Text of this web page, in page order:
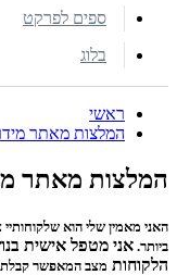
ספים לפרקט
בלוג
ראשי
המלצות מאתר
המלצות מאתר
האני מאמין שלי הוא
ביותר.אני מטפל אישית
הלקוחות מצב המאפשר קבלת